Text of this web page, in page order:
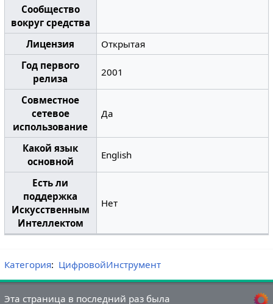
Сообщество
вокруг средства
Лицензия
Открытая
Год первого
релиза
2001
Совместное
сетевое
использование
Да
Какой язык
основной
English
Есть ли
поддержка
Искусственным
Интеллектом
Нет
Категория: ЦифровойИнструмент
Эта страница в последний раз была